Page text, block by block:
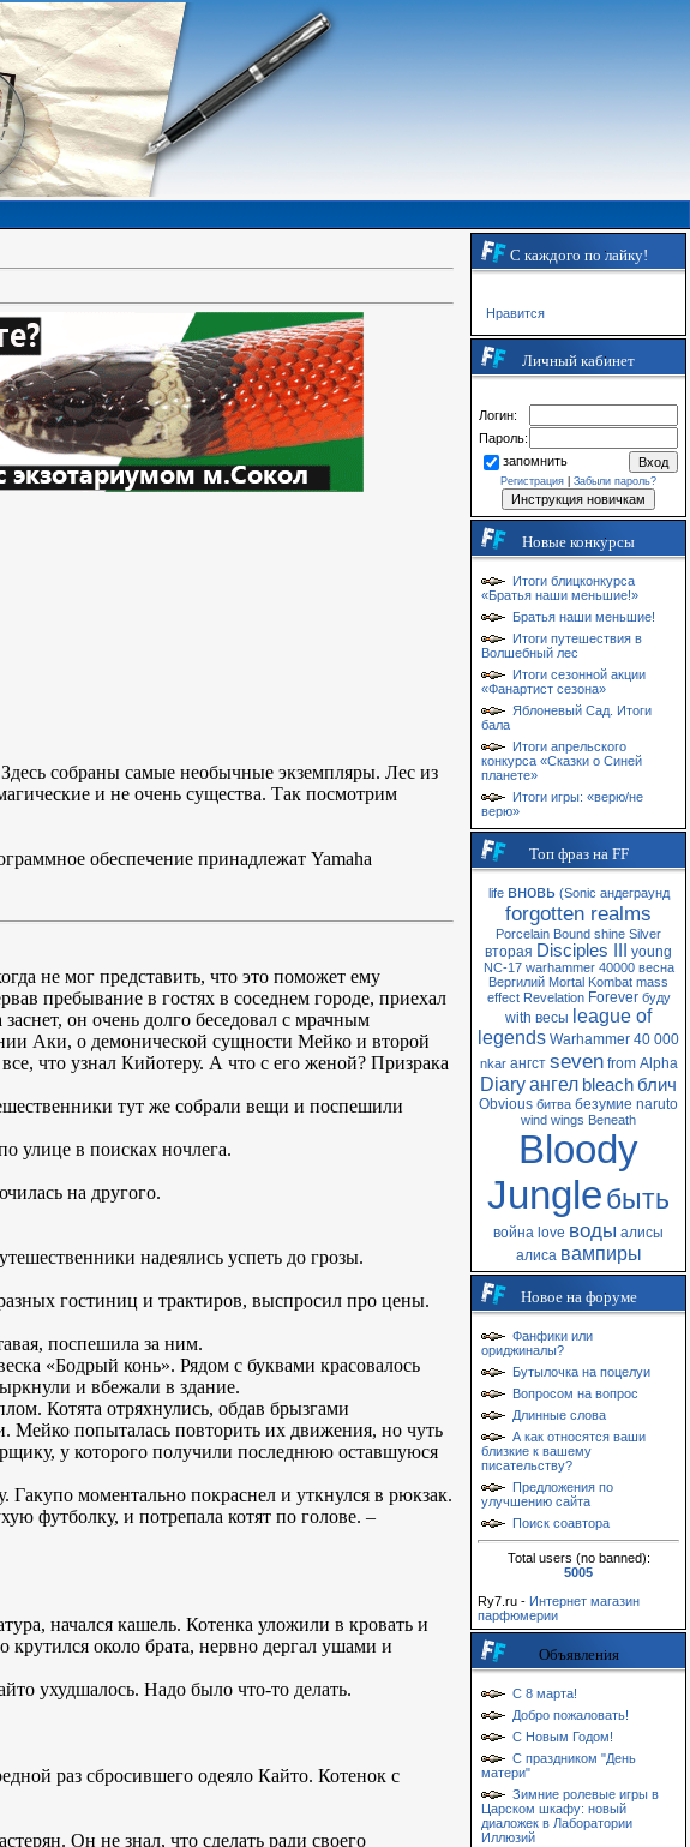
собраны самые необычные экземпляры. Лес из
и не очень существа. Так посмотрим
обеспечение принадлежат Yamaha
не мог представить, что это поможет ему
пребывание в гостях в соседнем городе, приехал
он очень долго беседовал с мрачным
Аки, о демонической сущности Мейко и второй
что узнал Кийотеру. А что с его женой? Призрака
тут же собрали вещи и поспешили
улице в поисках ночлега.
на другого.
надеялись успеть до грозы.
гостиниц и трактиров, выспросил про цены.
поспешила за ним.
«Бодрый конь». Рядом с буквами красовалось
и вбежали в здание.
Котята отряхнулись, обдав брызгами
Мейко попыталась повторить их движения, но чуть
у которого получили последнюю оставшуюся
моментально покраснел и уткнулся в рюкзак.
футболку, и потрепала котят по голове. –
начался кашель. Котенка уложили в кровать и
около брата, нервно дергал ушами и
ухудшалось. Надо было что-то делать.
раз сбросившего одеяло Кайто. Котенок с
Он не знал, что сделать ради своего
С каждого по лайку!
Нравится
Личный кабинет
Логин:
Пароль:
запомнить
Регистрация Забыли пароль?
Новые конкурсы
Итоги блицконкурса
«Братья наши меньшие!»
Братья наши меньшие!
Итоги путешествия в
Волшебный лес
Итоги сезонной акции
«Фанартист сезона»
Яблоневый Сад. Итоги
бала
Итоги апрельского
конкурса «Сказки о Синей
планете»
Итоги игры: «верю/не
верю»
Топ фраз на FF
life вновь (Sonic андеграунд
forgotten realms
Porcelain Bound shine Silver
вторая Disciples III young
NC-17 warhammer 40000 весна
Вергилий Mortal Kombat mass
effect Revelation Forever буду
with весы league of
legends Warhammer 40 000
nkar ангст seven from Alpha
Diaryангел bleachблич
Obvious битва безумие naruto
wind wings Beneath
Bloody
Jungleбыть
война love воды алисы
алиса вампиры
Новое на форуме
Фанфики или
ориджиналы?
Бутылочка на поцелуи
Вопросом на вопрос
Длинные слова
А как относятся ваши
близкие к вашему
писательству?
Предложения по
улучшению сайта
Поиск соавтора
Total users (no banned):
5005
Ry7.ru - Интернет магазин
парфюмерии
Объявления
С 8 марта!
Добро пожаловать!
С Новым Годом!
С праздником "День
матери"
Зимние ролевые игры в
Царском шкафу: новый
диаложек в Лаборатории
Иллюзий